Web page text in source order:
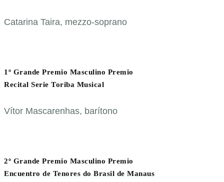
Catarina Taira, mezzo-soprano
1º Grande Premio Masculino Premio
Recital Serie Toriba Musical
Vítor Mascarenhas, barítono
2º Grande Premio Masculino Premio
Encuentro de Tenores do Brasil de Manaus